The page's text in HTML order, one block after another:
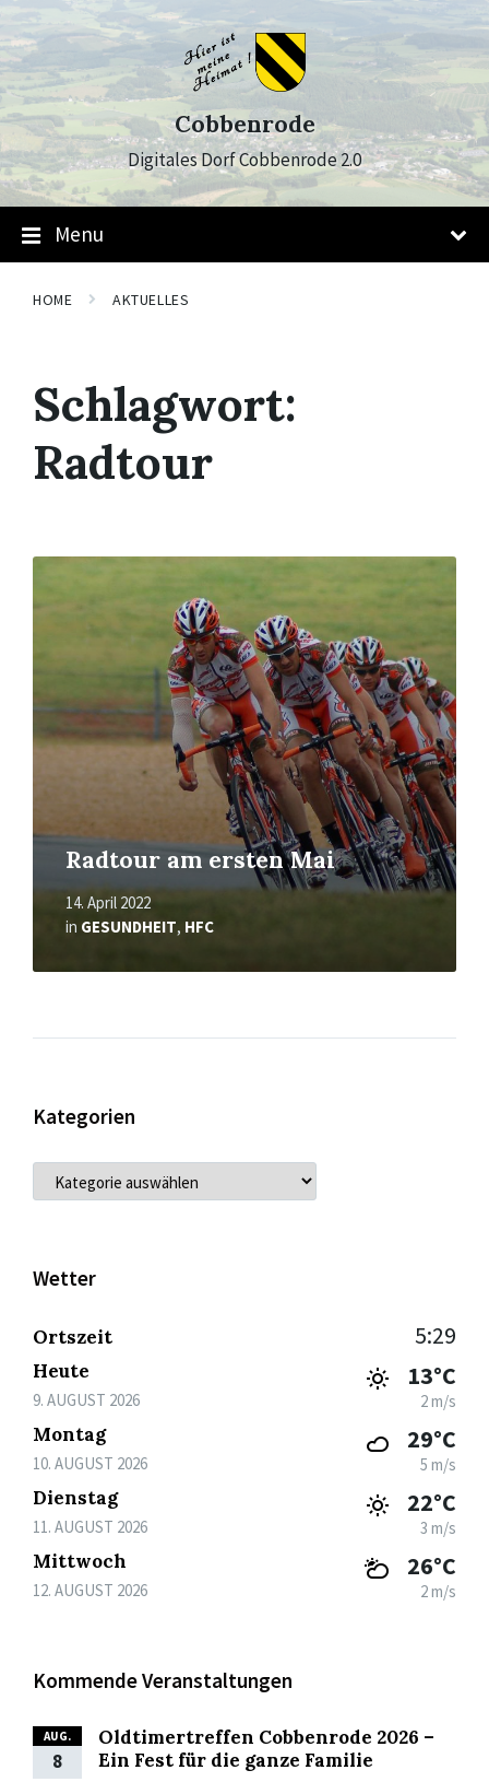
Skip
to
content
Skip
to
main
navigation
Skip
to
footer
Cobbenrode
Digitales Dorf Cobbenrode 2.0
Menu
HOME AKTUELLES
Schlagwort:
Radtour
Radtour am ersten Mai
14. April 2022
in GESUNDHEIT, HFC
Mehr
Kategorien
KATEGORIEN
Wetter
Ortszeit 5:29
Heute
9. AUGUST 2026
13°C
2 m/s
Montag
10. AUGUST 2026
29°C
5 m/s
Dienstag
11. AUGUST 2026
22°C
3 m/s
Mittwoch
12. AUGUST 2026
26°C
2 m/s
Kommende Veranstaltungen
AUG.
8
Oldtimertreffen Cobbenrode 2026 –
Ein Fest für die ganze Familie